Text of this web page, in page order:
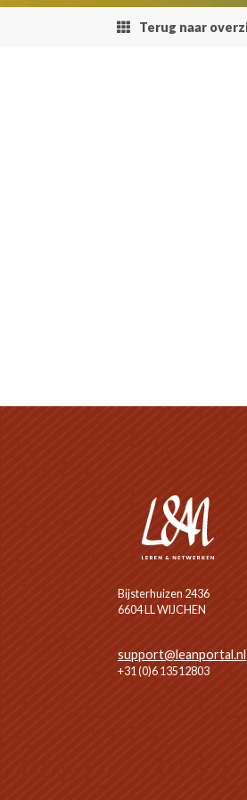
Terug naar
Bijsterhuizen 2436
6604 LL WIJCHEN
support@leanportal.nl
+31 (0)6 13512803